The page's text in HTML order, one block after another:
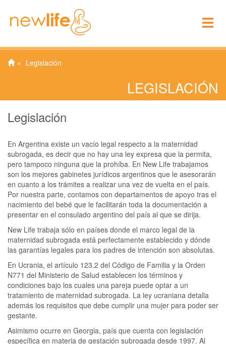
Legislación
LEGISLACIÓN
Legislación
En Argentina existe un vacío legal respecto a la maternidad
subrogada, es decir que no hay una ley expresa que la permita,
pero tampoco ninguna que la prohíba. En New Life trabajamos
son los mejores gabinetes jurídicos argentinos que le asesorarán
en cuanto a los trámites a realizar una vez de vuelta en el país.
Por nuestra parte, contamos con departamentos de apoyo tras el
nacimiento del bebé que le facilitarán toda la documentación a
presentar en el consulado argentino del país al que se dirija.
New Life trabaja sólo en países donde el marco legal de la
maternidad subrogada está perfectamente establecido y dónde
las garantías legales para los padres de intención son absolutas.
En Ucrania, el artículo 123.2 del Código de Familia y la Orden
N771 del Ministerio de Salud establecen los términos y
condiciones bajo los cuales una pareja puede optar a un
tratamiento de maternidad subrogada. La ley ucraniana detalla
además los requisitos que debe cumplir una mujer para poder ser
gestante.
Asimismo ocurre en Georgia, país que cuenta con legislación
específica en materia de gestación subrogada desde 1997. Al